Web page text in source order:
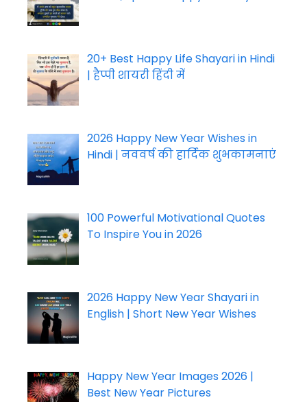
20+ Best Happy Life Shayari in Hindi
| हैप्पी शायरी हिंदी में
2026 Happy New Year Wishes in
Hindi | नववर्ष की हार्दिक शुभकामनाएं
100 Powerful Motivational Quotes
To Inspire You in 2026
2026 Happy New Year Shayari in
English | Short New Year Wishes
Happy New Year Images 2026 |
Best New Year Pictures